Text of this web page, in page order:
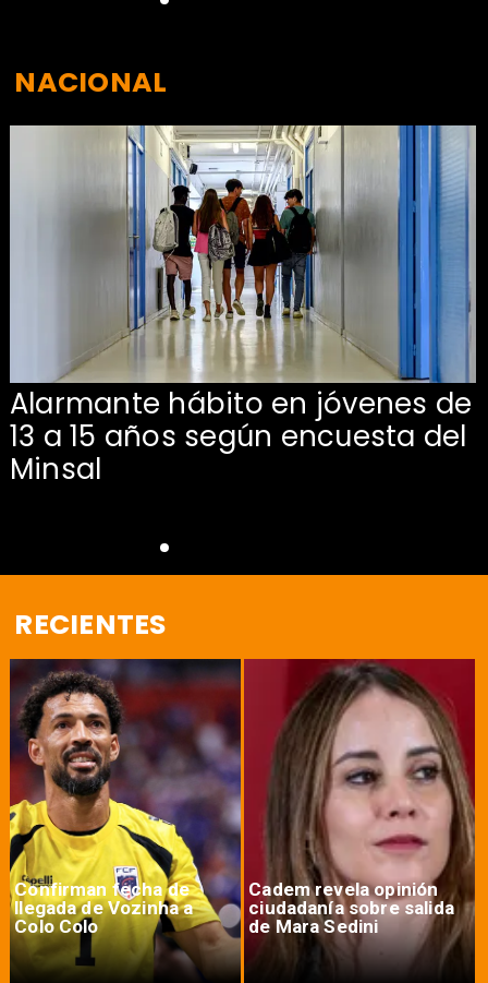
Alarmante hábito en jóvenes de
13 a 15 años según encuesta del
Minsal
NACIONAL
RECIENTES
Confirman fecha de
llegada de Vozinha a
Colo Colo
Cadem revela opinión
ciudadanía sobre salida
de Mara Sedini